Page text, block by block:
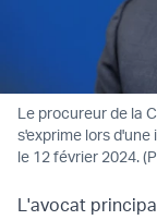
Le procureur de la
s'exprime lors d'une
le 12 février 2024.
L'avocat